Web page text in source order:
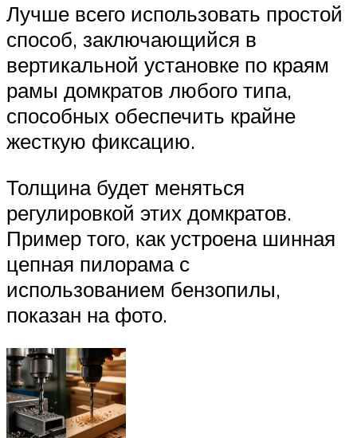
Лучше всего использовать простой
способ, заключающийся в
вертикальной установке по краям
рамы домкратов любого типа,
способных обеспечить крайне
жесткую фиксацию.
Толщина будет меняться
регулировкой этих домкратов.
Пример того, как устроена шинная
цепная пилорама с
использованием бензопилы,
показан на фото.